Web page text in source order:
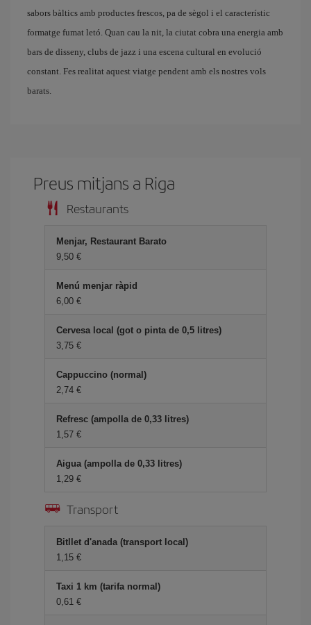
sabors bàltics amb productes frescos, pa de sègol i el característic
formatge fumat letó. Quan cau la nit, la ciutat cobra una energia amb
bars de disseny, clubs de jazz i una escena cultural en evolució
constant. Fes realitat aquest viatge pendent amb els nostres vols
barats.
Preus mitjans a Riga
Restaurants
Menjar, Restaurant Barato
9,50
Menú menjar ràpid
6,00
Cervesa local (got o pinta de 0,5 litres)
3,75
Cappuccino (normal)
2,74
Refresc (ampolla de 0,33 litres)
1,57
Aigua (ampolla de 0,33 litres)
1,29
Transport
Bitllet d'anada (transport local)
1,15
Taxi 1 km (tarifa normal)
0,61